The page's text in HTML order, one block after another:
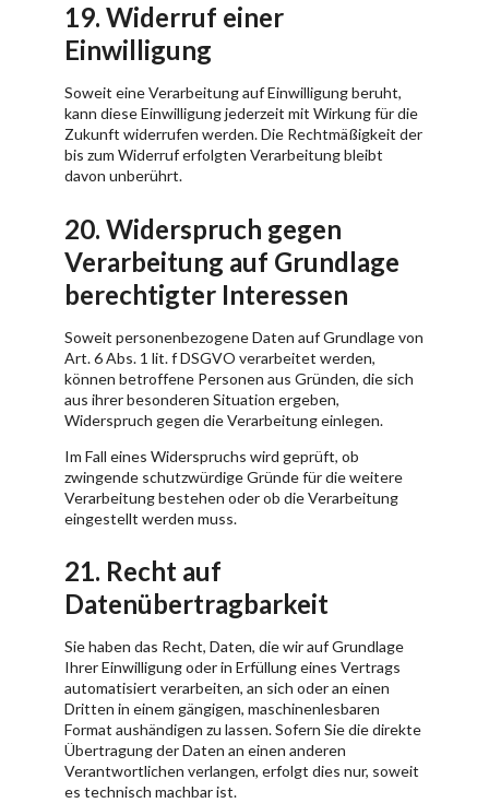
19. Widerruf einer
Einwilligung
Soweit eine Verarbeitung auf Einwilligung beruht,
kann diese Einwilligung jederzeit mit Wirkung für die
Zukunft widerrufen werden. Die Rechtmäßigkeit der
bis zum Widerruf erfolgten Verarbeitung bleibt
davon unberührt.
20. Widerspruch gegen
Verarbeitung auf Grundlage
berechtigter Interessen
Soweit personenbezogene Daten auf Grundlage von
Art. 6 Abs. 1 lit. f DSGVO verarbeitet werden,
können betroffene Personen aus Gründen, die sich
aus ihrer besonderen Situation ergeben,
Widerspruch gegen die Verarbeitung einlegen.
Im Fall eines Widerspruchs wird geprüft, ob
zwingende schutzwürdige Gründe für die weitere
Verarbeitung bestehen oder ob die Verarbeitung
eingestellt werden muss.
21. Recht auf
Datenübertragbarkeit
Sie haben das Recht, Daten, die wir auf Grundlage
Ihrer Einwilligung oder in Erfüllung eines Vertrags
automatisiert verarbeiten, an sich oder an einen
Dritten in einem gängigen, maschinenlesbaren
Format aushändigen zu lassen. Sofern Sie die direkte
Übertragung der Daten an einen anderen
Verantwortlichen verlangen, erfolgt dies nur, soweit
es technisch machbar ist.